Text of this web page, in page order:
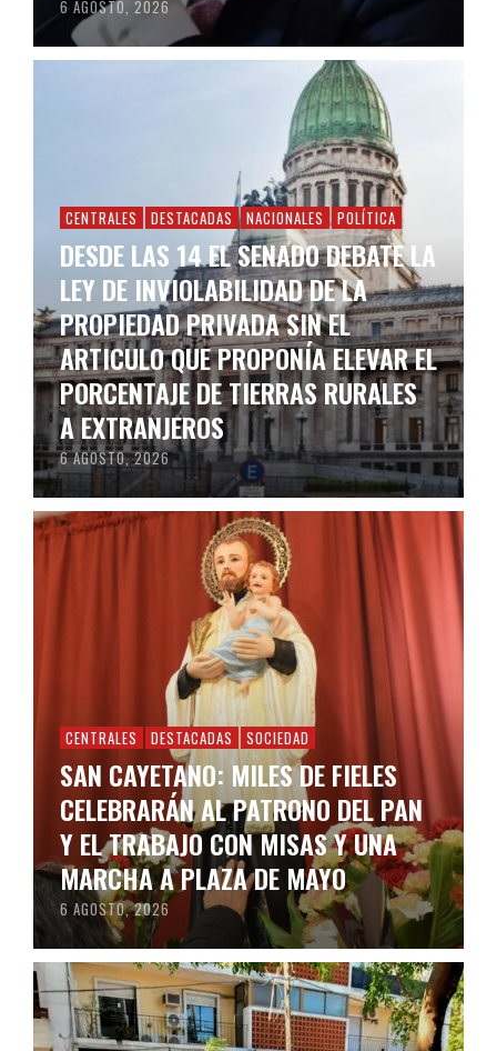
6 AGOSTO, 2026
CENTRALES DESTACADAS NACIONALES POLÍTICA
DESDE LAS 14 EL SENADO DEBATE LA
LEY DE INVIOLABILIDAD DE LA
PROPIEDAD PRIVADA SIN EL
ARTICULO QUE PROPONÍA ELEVAR EL
PORCENTAJE DE TIERRAS RURALES
A EXTRANJEROS
6 AGOSTO, 2026
CENTRALES DESTACADAS SOCIEDAD
SAN CAYETANO: MILES DE FIELES
CELEBRARÁN AL PATRONO DEL PAN
Y EL TRABAJO CON MISAS Y UNA
MARCHA A PLAZA DE MAYO
6 AGOSTO, 2026